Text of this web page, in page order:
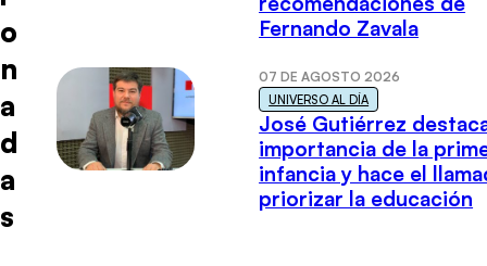
o
n
a
d
a
s
Fernando Zavala
07 DE AGOSTO 2026
UNIVERSO AL DÍA
José Gutiérrez
importancia de la
infancia y hace el
priorizar la educación